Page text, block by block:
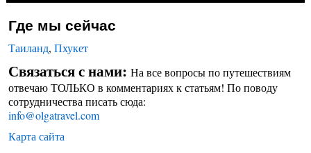
Где мы сейчас
Таиланд, Пхукет
Связаться с нами: На все вопросы по путешествиям
отвечаю ТОЛЬКО в комментариях к статьям! По поводу
сотрудничества писать сюда:
info@olgatravel.com
Карта сайта